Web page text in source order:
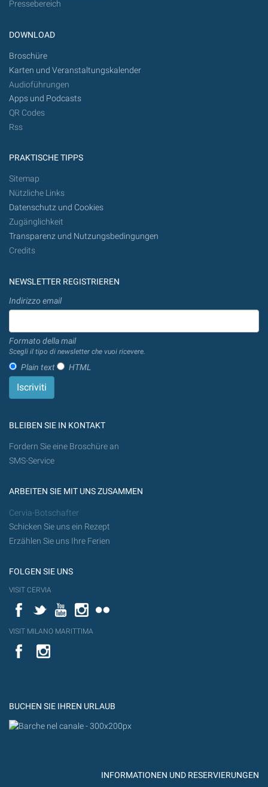
Pressebereich
DOWNLOAD
Broschüre
Karten und Veranstaltungskalender
Audioführungen
Apps und Podcasts
QR Codes
Rss
PRAKTISCHE TIPPS
Sitemap
Nützliche Links
Datenschutz und Cookies
Zugänglichkeit
Transparenz und Nutzungsbedingungen
Credits
NEWSLETTER REGISTRIEREN
Indirizzo email
Formato della mail
Scegli il tipo di newsletter che vuoi ricevere.
Plain text HTML
BLEIBEN SIE IN KONTAKT
Fordern Sie eine Broschüre an
SMS-Service
ARBEITEN SIE MIT UNS ZUSAMMEN
Cervia-Botschafter
Schicken Sie uns ein Rezept
Erzählen Sie uns Ihre Ferien
FOLGEN SIE UNS
VISIT CERVIA
FacebookTwitterYouTubeInstagram
VISIT MILANO MARITTIMA
YouTube
BUCHEN SIE IHREN URLAUB
INFORMATIONEN UND RESERVIERUNGEN